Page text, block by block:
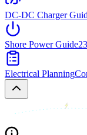
DC-DC Charger
Shore Power Guide
Electrical Planning